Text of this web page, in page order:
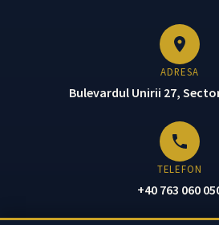
ADRESA
Bulevardul Unirii 27,
TELEFON
+40 763 060